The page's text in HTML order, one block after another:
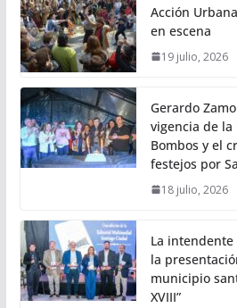
Acción
en escena
19 julio, 2026
Gerardo
vigencia de la
Bombos y el
festejos por
18 julio, 2026
La
la
municipio
XVIII”